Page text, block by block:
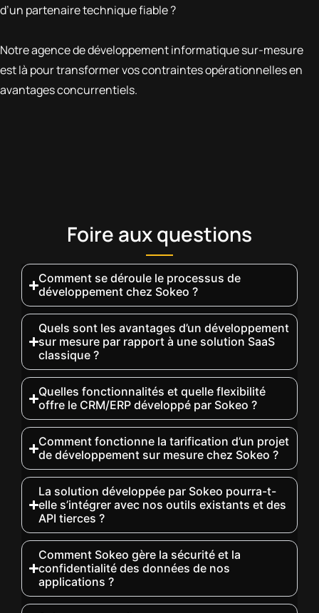
d’un partenaire technique fiable ?
Notre agence de développement informatique sur-mesure
est là pour transformer vos contraintes opérationnelles en
avantages concurrentiels.
Foire aux questions
Comment se déroule le processus de
développement chez Sokeo ?
Quels sont les avantages d’un développement
sur mesure par rapport à une solution SaaS
classique ?
Quelles fonctionnalités et quelle flexibilité
offre le CRM/ERP développé par Sokeo ?
Comment fonctionne la tarification d’un projet
de développement sur mesure chez Sokeo ?
La solution développée par Sokeo pourra-t-
elle s’intégrer avec nos outils existants et des
API tierces ?
Comment Sokeo gère la sécurité et la
confidentialité des données de nos
applications ?